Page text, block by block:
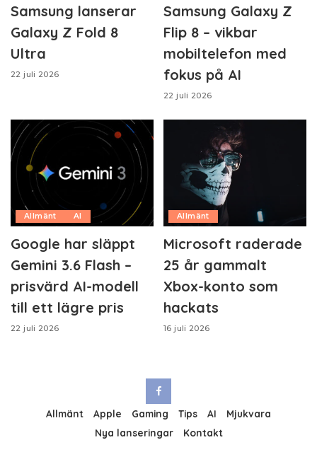
Samsung lanserar
Galaxy Z Fold 8
Ultra
22 juli 2026
Samsung Galaxy Z
Flip 8 – vikbar
mobiltelefon med
fokus på AI
22 juli 2026
Allmänt AI
Google har släppt
Gemini 3.6 Flash –
prisvärd AI-modell
till ett lägre pris
22 juli 2026
Allmänt
Microsoft raderade
25 år gammalt
Xbox-konto som
hackats
16 juli 2026
Allmänt Apple Gaming Tips AI
Mjukvara
Nya lanseringar
Kontakt